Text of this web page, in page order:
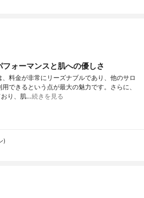
フォーマンスと肌への優しさ
、料金が非常にリーズナブルであり、他のサロ
できるという点が最大の魅力です。さらに、
おり、肌…続きを見る
)